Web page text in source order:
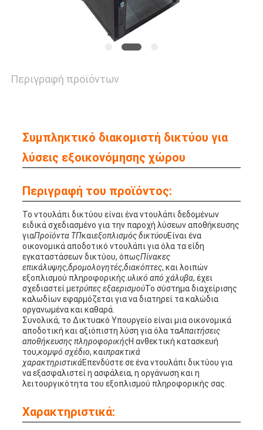
Περιγραφή προϊόντων
Συμπληκτικό διακομιστή δικτύου για
λύσεις εξοικονόμησης χώρου
Περιγραφή του προϊόντος:
Το ντουλάπι δικτύου είναι ένα ντουλάπι δεδομένων
ειδικά σχεδιασμένο για την παροχή λύσεων αποθήκευσης
γιαΠροϊόντα ΤΠκαιεξοπλισμός δικτύουΕίναι ένα
οικονομικά αποδοτικό ντουλάπι για όλα τα είδη
εγκαταστάσεων δικτύου, όπωςΠίνακες
επικάλυψης,δρομολογητές,διακόπτες, και λοιπών
εξοπλισμού πληροφορικής.υλικό από χάλυβα, έχει
σχεδιαστεί μετρύπες εξαερισμούΤο σύστημα διαχείρισης
καλωδίων εφαρμόζεται για να διατηρεί τα καλώδια
οργανωμένα και καθαρά.
Συνολικά, το Δικτυακό Υπουργείο είναι μια οικονομικά
αποδοτική και αξιόπιστη λύση για όλα ταΑπαιτήσεις
αποθήκευσης πληροφορικήςΗ ανθεκτική κατασκευή
του,κομψό σχέδιο, καιπρακτικά
χαρακτηριστικάΕπενδύστε σε ένα ντουλάπι δικτύου για
να εξασφαλιστεί η ασφάλεια, η οργάνωση και η
λειτουργικότητα του εξοπλισμού πληροφορικής σας.
Χαρακτηριστικά: